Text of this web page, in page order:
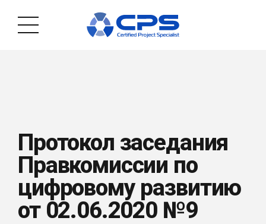
Протокол заседания
Правкомиссии по
цифровому развитию
от 02.06.2020 №9